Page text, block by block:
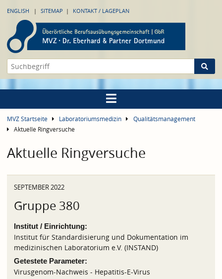
ENGLISH SITEMAP KONTAKT / LAGEPLAN
MVZ Startseite Laboratoriumsmedizin
Qualitätsmanagement
Aktuelle Ringversuche
Aktuelle Ringversuche
SEPTEMBER 2022
Gruppe 380
Institut / Einrichtung:
Institut für Standardisierung und Dokumentation im
medizinischen Laboratorium e.V. (INSTAND)
Getestete Parameter:
Virusgenom-Nachweis - Hepatitis-E-Virus